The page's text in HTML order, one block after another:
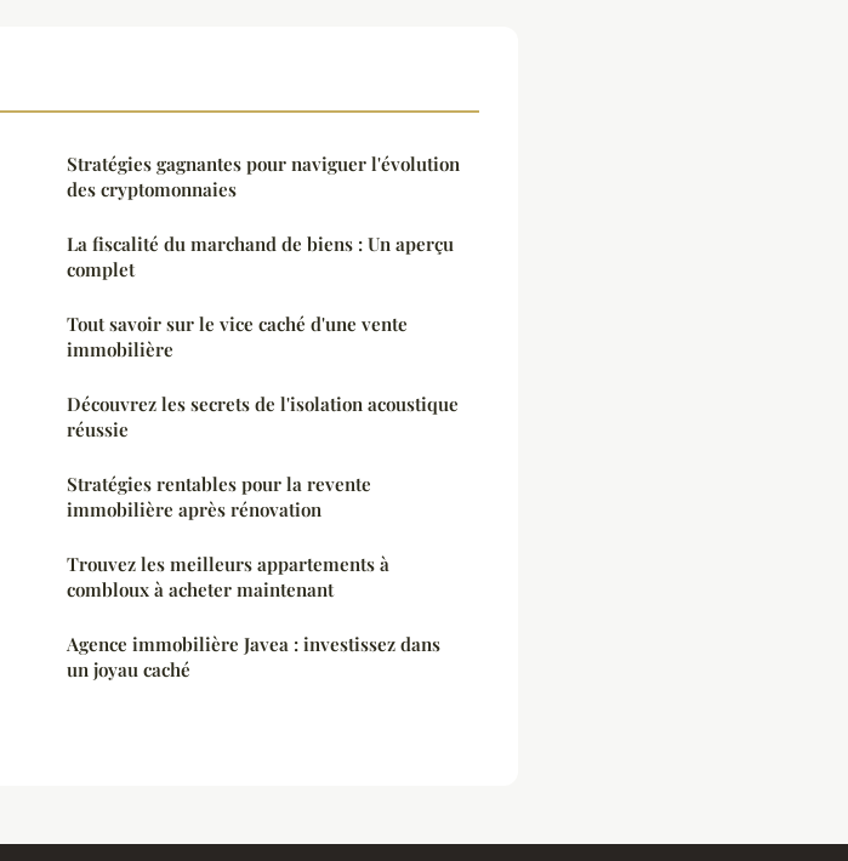
Stratégies gagnantes pour naviguer l'évolution
des cryptomonnaies
La fiscalité du marchand de biens : Un aperçu
complet
Tout savoir sur le vice caché d'une vente
immobilière
Découvrez les secrets de l'isolation acoustique
réussie
Stratégies rentables pour la revente
immobilière après rénovation
Trouvez les meilleurs appartements à
combloux à acheter maintenant
Agence immobilière Javea : investissez dans
un joyau caché